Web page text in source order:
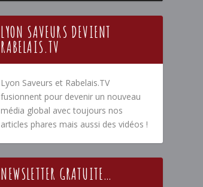
LYON SAVEURS DEVIENT
RABELAIS.TV
Lyon Saveurs et Rabelais.TV
fusionnent pour devenir un nouveau
média global avec toujours nos
articles phares mais aussi des vidéos !
NEWSLETTER GRATUITE…